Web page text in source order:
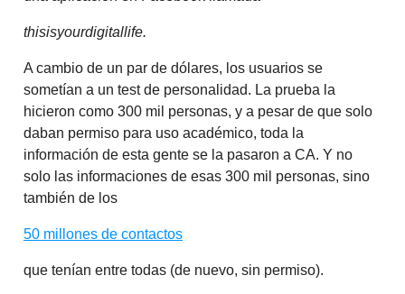
thisisyourdigitallife.
A cambio de un par de dólares, los usuarios se
sometían a un test de personalidad. La prueba la
hicieron como 300 mil personas, y a pesar de que solo
daban permiso para uso académico, toda la
información de esta gente se la pasaron a CA. Y no
solo las informaciones de esas 300 mil personas, sino
también de los
50 millones de contactos
que tenían entre todas (de nuevo, sin permiso).